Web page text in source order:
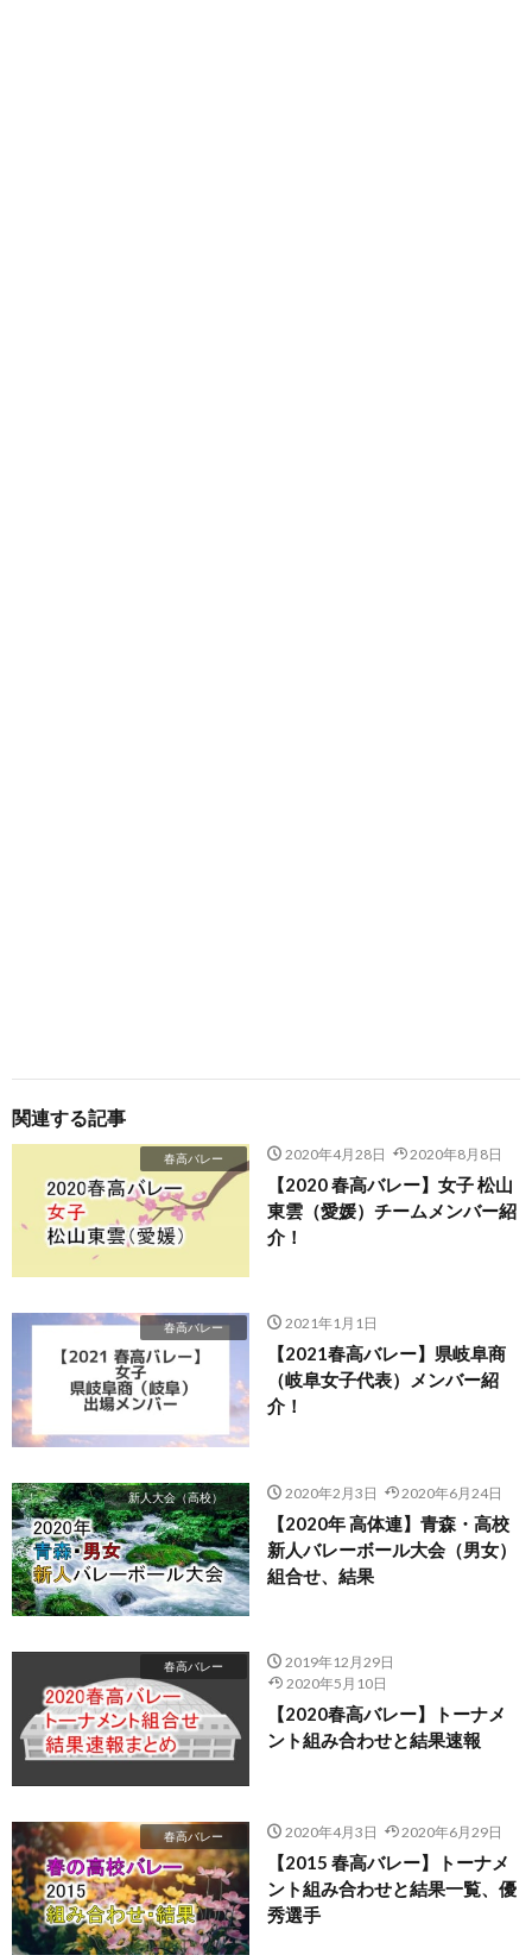
関連する記事
春高バレー 2020年4月28日 2020年8月8日
【2020 春高バレー】女子 松山
東雲（愛媛）チームメンバー紹
介！
春高バレー 2021年1月1日
【2021春高バレー】県岐阜商
（岐阜女子代表）メンバー紹
介！
新人大会（高校） 2020年2月3日 2020年6月24日
【2020年 高体連】青森・高校
新人バレーボール大会（男女）
組合せ、結果
春高バレー
2019年12月29日
2020年5月10日
【2020春高バレー】トーナメ
ント組み合わせと結果速報
春高バレー 2020年4月3日 2020年6月29日
【2015 春高バレー】トーナメ
ント組み合わせと結果一覧、優
秀選手